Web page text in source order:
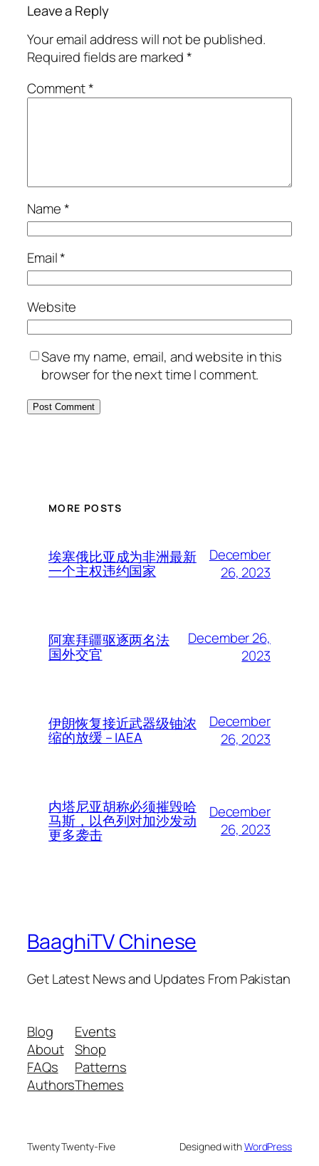
Leave a Reply
Your email address will not be published.
Required fields are marked*
Comment*
Name*
Email*
Website
Save my name, email, and website in this
browser for the next time I comment.
MORE POSTS
埃塞俄比亚成为非洲最新
一个主权违约国家
December
26, 2023
阿塞拜疆驱逐两名法
国外交官
December 26,
2023
伊朗恢复接近武器级铀浓
缩的放缓 – IAEA
December
26, 2023
内塔尼亚胡称必须摧毁哈
马斯，以色列对加沙发动
更多袭击
December
26, 2023
BaaghiTV Chinese
Get Latest News and Updates From Pakistan
Blog
About
FAQs
Authors
Events
Shop
Patterns
Themes
Twenty Twenty-Five Designed withWordPress